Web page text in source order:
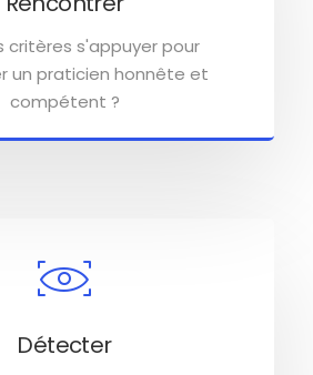
critères s'appuyer pour
un praticien honnête et
compétent ?
Détecter